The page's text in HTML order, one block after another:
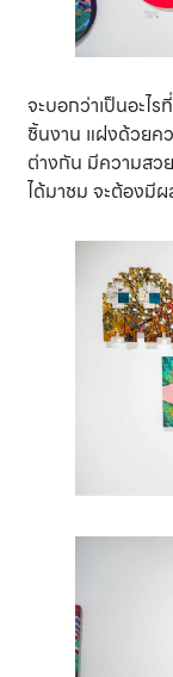
จะบอกว่าเป็นอะไ
ชิ้นงาน แฝงด้วยค
ต่างกัน มีความสว
ได้มาชม จะต้องมี